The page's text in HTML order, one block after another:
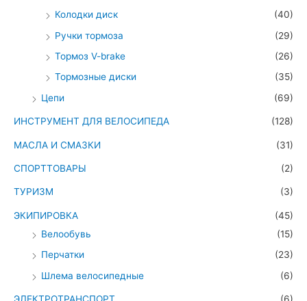
Колодки диск
(40)
Ручки тормоза
(29)
Тормоз V-brake
(26)
Тормозные диски
(35)
Цепи
(69)
ИНСТРУМЕНТ ДЛЯ ВЕЛОСИПЕДА (128)
МАСЛА И СМАЗКИ (31)
СПОРТТОВАРЫ (2)
ТУРИЗМ (3)
ЭКИПИРОВКА
(45)
Велообувь
(15)
Перчатки
(23)
Шлема велосипедные
(6)